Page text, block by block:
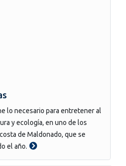
lo necesario para entretener al
y ecología, en uno de los
de Maldonado, que se
el año.